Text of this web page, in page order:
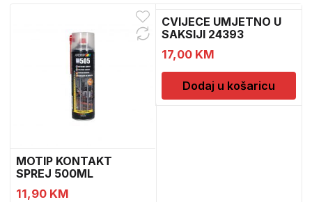
MOTIP KONTAKT
SPREJ 500ML
M090505
11,90 KM
CVIJECE UMJETNO U
SAKSIJI 24393
CH52439
17,00 KM
Dodaj u košaricu